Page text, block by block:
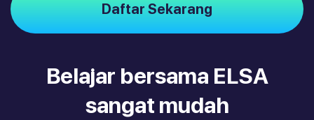
Daftar Sekarang
Belajar bersama ELSA
sangat mudah